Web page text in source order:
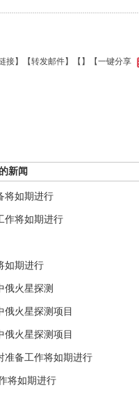
接】【转发邮件】【 】 【一键分享
的新闻
将如期进行
作将如期进行
如期进行
俄火星探测
俄火星探测项目
俄火星探测项目
准备工作将如期进行
将如期进行